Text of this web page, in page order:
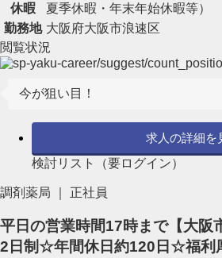
休暇
夏季休暇・年末年始休暇等）
勤務地 大阪府大阪市浪速区
閲覧状況
今が狙い目！
求人の詳細を
検討リスト（要ログイン）
調剤薬局 ｜ 正社員
平日の営業時間17時まで【大阪
2日制☆年間休日約120日☆福利